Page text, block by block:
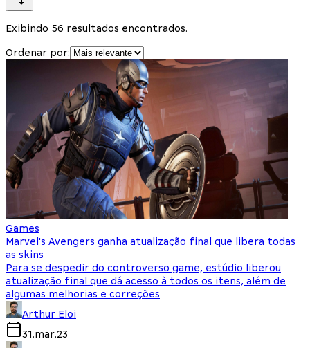
Exibindo 56 resultados encontrados.
Ordenar por:
Games
Marvel's Avengers ganha atualização final que libera todas
as skins
Para se despedir do controverso game, estúdio liberou
atualização final que dá acesso à todos os itens, além de
algumas melhorias e correções
Arthur Eloi
31.mar.23